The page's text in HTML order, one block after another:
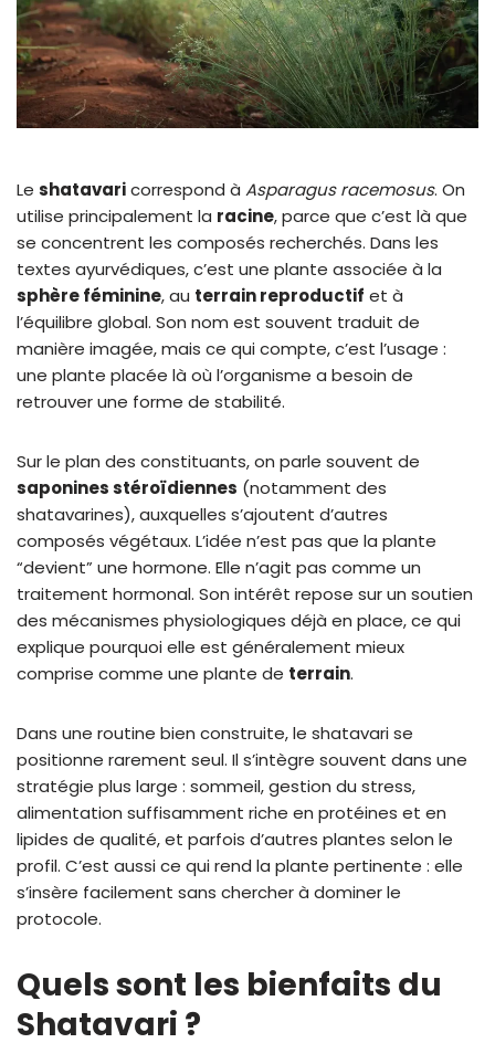
Le shatavaricorrespond à Asparagus racemosus. On
utilise principalement la racine, parce que c’est là que
se concentrent les composés recherchés. Dans les
textes ayurvédiques, c’est une plante associée à la
sphère féminine, au terrain reproductif et à
l’équilibre global. Son nom est souvent traduit de
manière imagée, mais ce qui compte, c’est l’usage :
une plante placée là où l’organisme a besoin de
retrouver une forme de stabilité.
Sur le plan des constituants, on parle souvent de
saponines stéroïdiennes (notamment des
shatavarines), auxquelles s’ajoutent d’autres
composés végétaux. L’idée n’est pas que la plante
“devient” une hormone. Elle n’agit pas comme un
traitement hormonal. Son intérêt repose sur un soutien
des mécanismes physiologiques déjà en place, ce qui
explique pourquoi elle est généralement mieux
comprise comme une plante de terrain.
Dans une routine bien construite, le shatavari se
positionne rarement seul. Il s’intègre souvent dans une
stratégie plus large : sommeil, gestion du stress,
alimentation suffisamment riche en protéines et en
lipides de qualité, et parfois d’autres plantes selon le
profil. C’est aussi ce qui rend la plante pertinente : elle
s’insère facilement sans chercher à dominer le
protocole.
Quels sont les bienfaits du
Shatavari ?